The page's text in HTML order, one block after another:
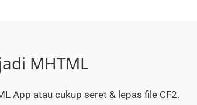
MHTML
App atau cukup seret & lepas file CF2.